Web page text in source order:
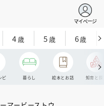
マイページ
4歳 5歳 6歳
ピ 暮らし 絵本とお話 知育と探